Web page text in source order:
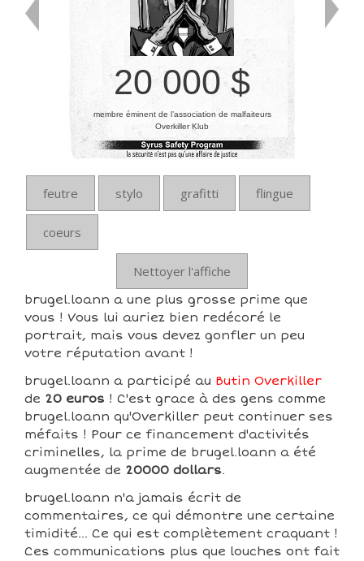
20 000 $
membre éminent de l’association de malfaiteurs
Overkiller Klub
feutre stylo grafitti flingue
coeurs
Nettoyer l'affiche
brugel.loann a une plus grosse prime que
vous ! Vous lui auriez bien redécoré le
portrait, mais vous devez gonfler un peu
votre réputation avant !
brugel.loann a participé au Butin Overkiller
de 20 euros ! C'est grace à des gens comme
brugel.loann qu'Overkiller peut continuer ses
méfaits ! Pour ce financement d'activités
criminelles, la prime de brugel.loann a été
augmentée de 20000 dollars.
brugel.loann n'a jamais écrit de
commentaires, ce qui démontre une certaine
timidité... Ce qui est complètement craquant !
Ces communications plus que louches ont fait